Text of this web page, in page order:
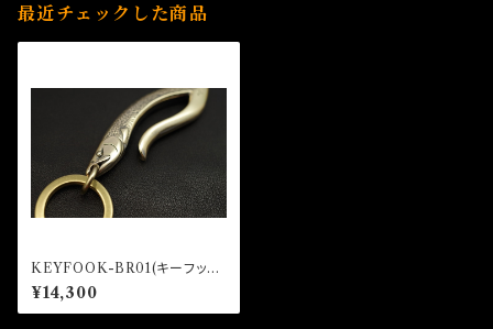
最近チェックした商品
KEYFOOK-BR01(キーフック、
キーホルダー)
¥14,300